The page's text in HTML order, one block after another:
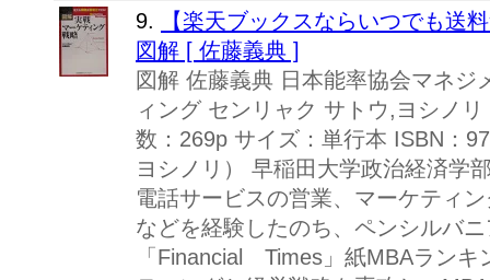
9.
【楽天ブックスならいつでも送
図解 [ 佐藤義典 ]
図解 佐藤義典 日本能率協会マネ
ィング センリャク サトウ,ヨシノ
数：269p サイズ：単行本 ISBN：
ヨシノリ） 早稲田大学政治経済学
電話サービスの営業、マーケティ
などを経験したのち、ペンシルバ
「Financial Times」紙MBAラン